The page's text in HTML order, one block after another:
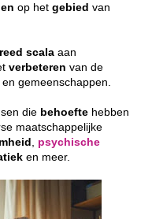
op het gebied van
scala aan
verbeteren van de
en gemeenschappen.
die behoefte hebben
maatschappelijke
psychische
en meer.